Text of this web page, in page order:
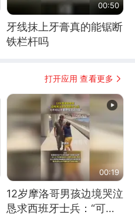
00:50
牙线抹上牙膏真的能锯断
铁栏杆吗
打开应用 查看更多
00:19
12岁摩洛哥男孩边境哭泣
恳求西班牙士兵：“可不